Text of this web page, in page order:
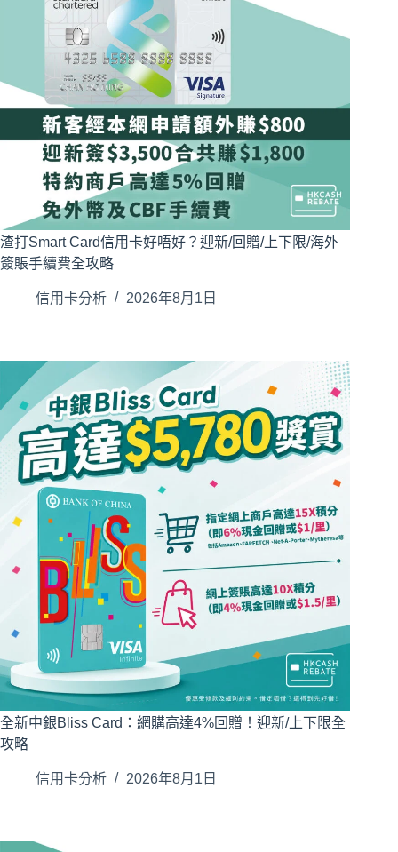
渣打Smart Card信用卡好唔好？迎新/回贈/上下限/海外
簽賬手續費全攻略
信用卡分析 2026年8月1日
全新中銀Bliss Card：網購高達4%回贈！迎新/上下限全
攻略
信用卡分析 2026年8月1日